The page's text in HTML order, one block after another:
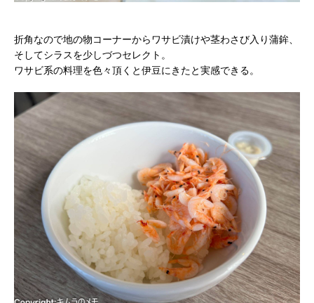
折角なので地の物コーナーからワサビ漬けや茎わさび入り蒲鉾、
そしてシラスを少しづつセレクト。
ワサビ系の料理を色々頂くと伊豆にきたと実感できる。